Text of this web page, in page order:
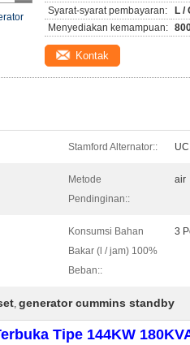
Syarat-syarat pembayaran:
L /
Menyediakan kemampuan:
Kontak
Stamford Alternator::
Metode
Pendinginan::
air
Konsumsi Bahan
Bakar (l / jam) 100%
Beban::
3
, generator cummins standby
Tipe 144KW